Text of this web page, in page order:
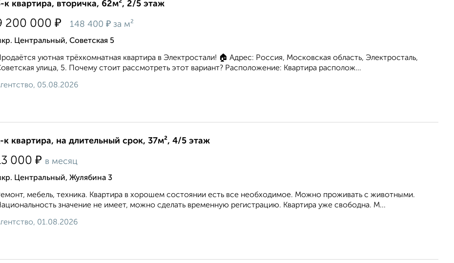
к квартира, вторичка, 62м², 2/5 этаж
200 000 ₽ 148 400 ₽ за м²
Центральный, Советская 5
уютная трёхкомнатная квартира в Электростали! 🏠 Адрес: Россия, Московская область, Электросталь,
улица, 5. Почему стоит рассмотреть этот вариант? Расположение: Квартира располож...
05.08.2026
к квартира, на длительный срок, 37м², 4/5 этаж
000 ₽ в месяц
Центральный, Жулябина 3
мебель, техника. Квартира в хорошем состоянии есть все необходимое. Можно проживать с животными.
значение не имеет, можно сделать временную регистрацию. Квартира уже свободна. М...
01.08.2026